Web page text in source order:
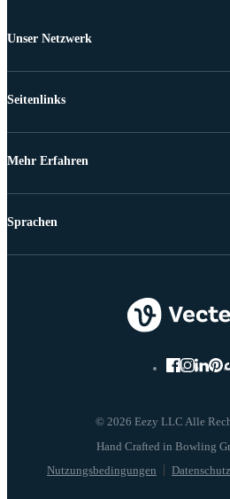
Unser Netzwerk
Seitenlinks
Mehr Erfahren
© 2026 Eezy LLC Alle
Nutzungsbedingungen
Sprachen